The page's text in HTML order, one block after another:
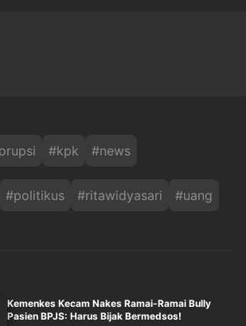
#kpk #news
#politikus #ritawidyasari #uang
Kemenkes Kecam Nakes Ramai-Ramai Bully
Pasien BPJS: Harus Bijak Bermedsos!